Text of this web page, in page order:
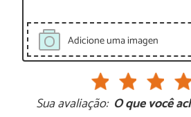
Adicione uma imagen
Sua avaliação: O que você